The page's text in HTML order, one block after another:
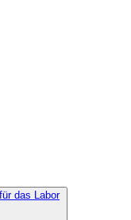
das Labor